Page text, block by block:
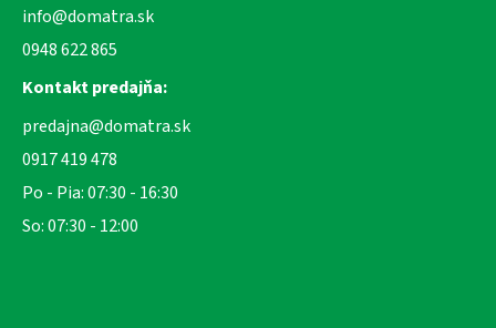
info@domatra.sk
0948 622 865
Kontakt predajňa:
predajna@domatra.sk
0917 419 478
Po - Pia: 07:30 - 16:30
So: 07:30 - 12:00